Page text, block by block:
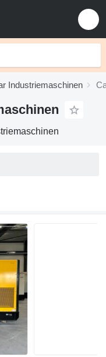
Industriemaschinen